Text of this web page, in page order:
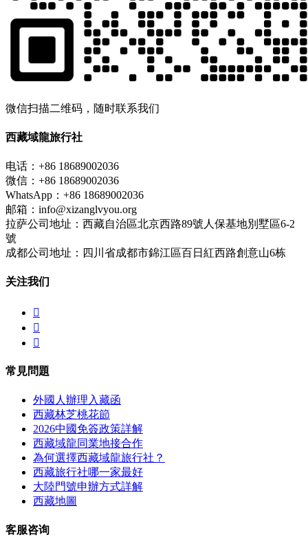
微信扫描二维码，随时联系我们
西藏域龍旅行社
电话：+86 18689002036
微信：+86 18689002036
WhatsApp：+86 18689002036
邮箱：info@xizanglvyou.org
拉萨公司地址：西藏自治區北京西路89號人保基地別墅區6-2
號
成都公司地址：四川省成都市錦江區百日紅西路創意山6栋
关注我们



常見問題
外國人辦理入藏函
西藏林芝桃花節
2026中國免簽政策詳解
西藏域龍同業地接合作
為何選擇西藏域龍旅行社？
西藏旅行社哪一家最好
大陸門號申辦方式詳解
西藏地圖
客服咨询